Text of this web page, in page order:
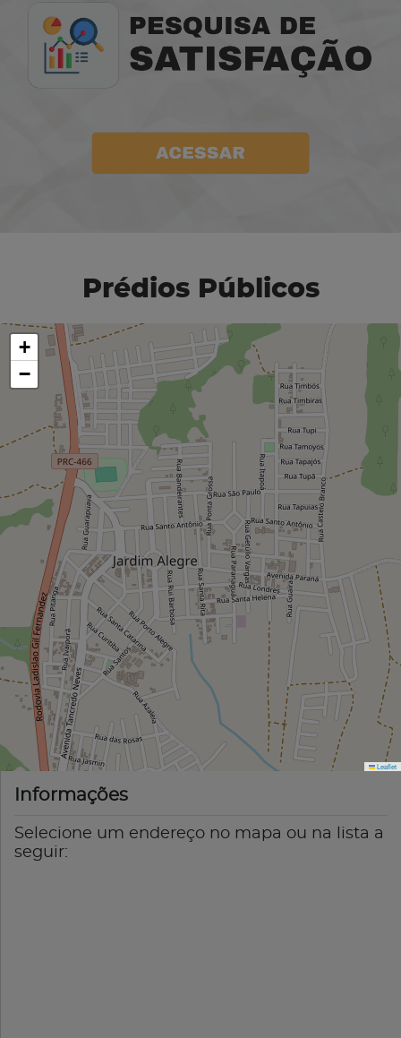
Prédios Públicos
+
−
Leaflet
Informações
Selecione um endereço no mapa ou na lista a
seguir: